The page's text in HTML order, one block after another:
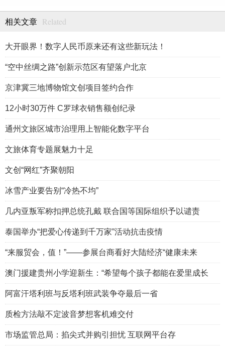
相关文章 Related
大开眼界！数字人民币原来还有这些新玩法！
“空中丝绸之路”创新示范区有望落户北京
京津冀三地博物馆文创项目签约合作
12小时30万件 C罗球衣销售额创纪录
通州文旅区城市治理用上智能化数字平台
文旅体育专题展魅力十足
文创“网红”齐聚朝阳
冰雪产业要告别“冷热不均”
几内亚叛军称扣押总统孔戴 联合国等国际组织予以谴责
泰国举办“把爱心传递到千万家”活动抗击疫情
“来服贸会，值！”——参展台商看好大陆经济“健康未来
澳门援建贵州小学迎新生：“希望每个孩子都能在爱里成长
阿富汗塔利班与反塔利班武装争夺最后一省
质检方法敲不定波音梦想客机难交付
市场监管总局：掐尖式并购引担忧 互联网平台存